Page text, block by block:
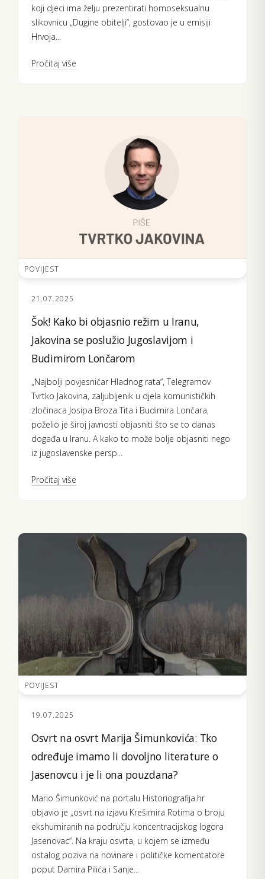
koji djeci ima želju prezentirati homoseksualnu
slikovnicu „Dugine obitelji“, gostovao je u emisiji
Hrvoja...
Pročitaj više
POVIJEST
21.07.2025
Šok! Kako bi objasnio režim u Iranu,
Jakovina se poslužio Jugoslavijom i
Budimirom Lončarom
„Najbolji povjesničar Hladnog rata“, Telegramov
Tvrtko Jakovina, zaljubljenik u djela komunističkih
zločinaca Josipa Broza Tita i Budimira Lončara,
poželio je široj javnosti objasniti što se to danas
događa u Iranu. A kako to može bolje objasniti nego
iz jugoslavenske persp...
Pročitaj više
POVIJEST
19.07.2025
Osvrt na osvrt Marija Šimunkovića: Tko
određuje imamo li dovoljno literature o
Jasenovcu i je li ona pouzdana?
Mario Šimunković na portalu Historiografija.hr
objavio je „osvrt na izjavu Krešimira Rotima o broju
ekshumiranih na području koncentracijskog logora
Jasenovac“. Na kraju osvrta, u kojem se između
ostalog poziva na novinare i političke komentatore
poput Damira Pilića i Sanje...